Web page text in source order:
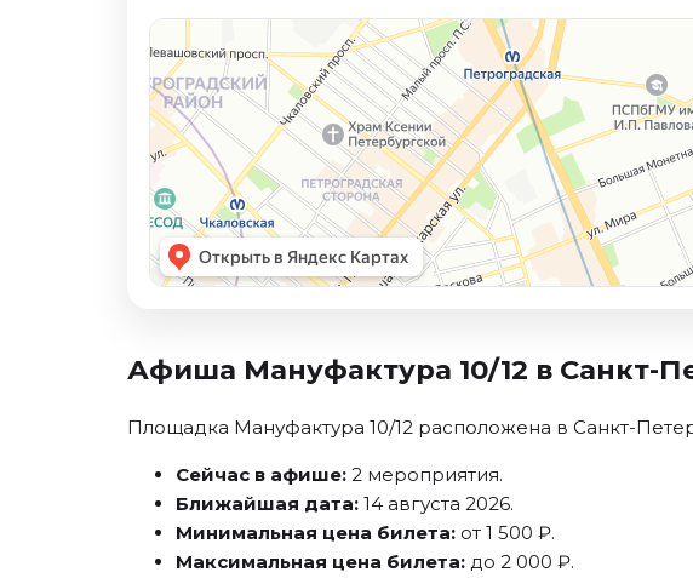
Сентябрь 2026
Декабрь 2026
Декабрь 2026
Сентябрь 2026
Афиша Мануфактура 10/12 в Санкт-
Площадка Мануфактура 10/12 расположена в Санкт-
Сейчас в афише: 2 мероприятия.
Ближайшая дата: 14 августа 2026.
Минимальная цена билета: от 1 500 ₽.
Максимальная цена билета: до 2 000 ₽.